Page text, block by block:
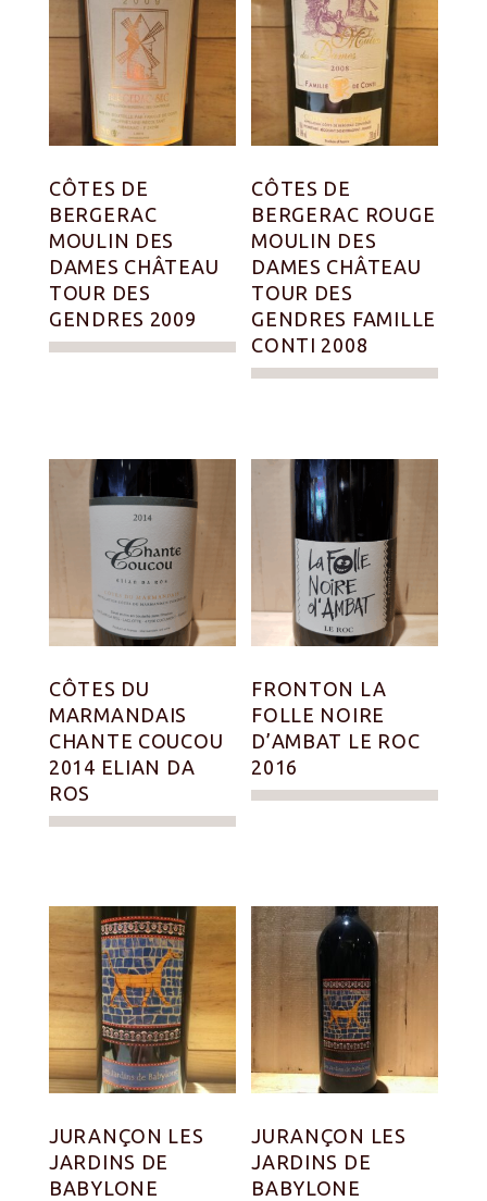
CÔTES DE
BERGERAC
MOULIN DES
DAMES CHÂTEAU
TOUR DES
GENDRES 2009
CÔTES DE
BERGERAC ROUGE
MOULIN DES
DAMES CHÂTEAU
TOUR DES
GENDRES FAMILLE
CONTI 2008
CÔTES DU
MARMANDAIS
CHANTE COUCOU
2014 ELIAN DA
ROS
FRONTON LA
FOLLE NOIRE
D’AMBAT LE ROC
2016
JURANÇON LES
JARDINS DE
BABYLONE
JURANÇON LES
JARDINS DE
BABYLONE